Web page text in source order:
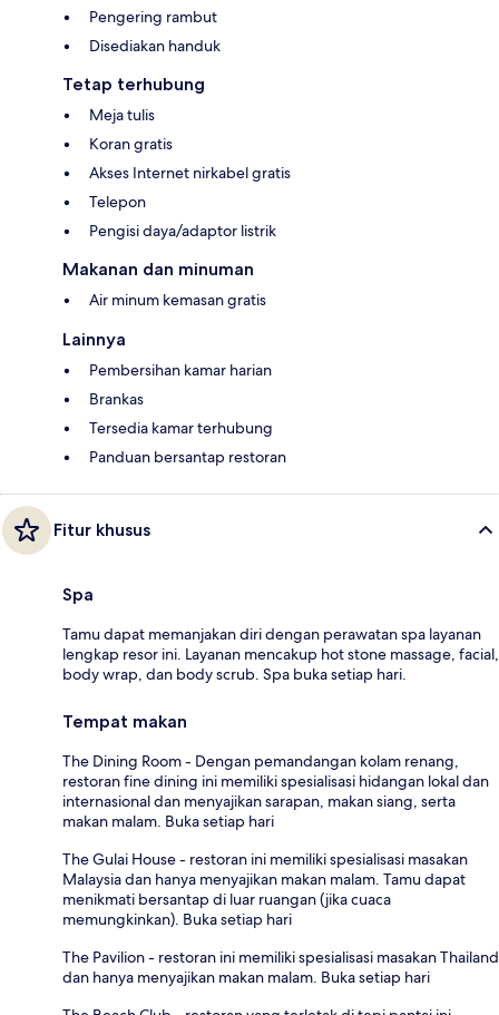
Pengering rambut
Disediakan handuk
Tetap terhubung
Meja tulis
Koran gratis
Akses Internet nirkabel gratis
Telepon
Pengisi daya/adaptor listrik
Makanan dan minuman
Air minum kemasan gratis
Lainnya
Pembersihan kamar harian
Brankas
Tersedia kamar terhubung
Panduan bersantap restoran
Fitur khusus
Spa
Tamu dapat memanjakan diri dengan perawatan spa layanan
lengkap resor ini. Layanan mencakup hot stone massage, facial,
body wrap, dan body scrub. Spa buka setiap hari.
Tempat makan
The Dining Room - Dengan pemandangan kolam renang,
restoran fine dining ini memiliki spesialisasi hidangan lokal dan
internasional dan menyajikan sarapan, makan siang, serta
makan malam. Buka setiap hari
The Gulai House - restoran ini memiliki spesialisasi masakan
Malaysia dan hanya menyajikan makan malam. Tamu dapat
menikmati bersantap di luar ruangan (jika cuaca
memungkinkan). Buka setiap hari
The Pavilion - restoran ini memiliki spesialisasi masakan Thailand
dan hanya menyajikan makan malam. Buka setiap hari